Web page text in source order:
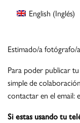
English (Inglés)
Estimado/a fotógrafo/
Para poder publicar
simple de
contactar en el email:
Si estas usando tu